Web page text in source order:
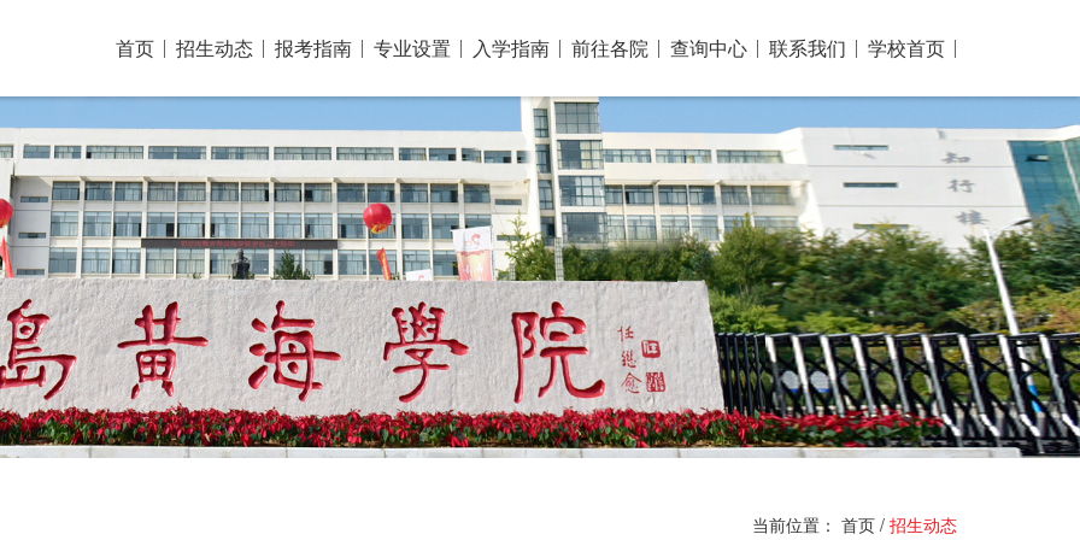
首页 招生动态 报考指南 专业设置 入学指南 前往各院 查询中心 联系我们 学校首页
当前位置： 首页 / 招生动态